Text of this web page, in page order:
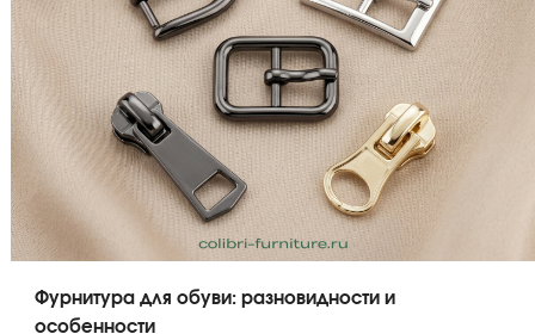
Фурнитура для обуви: разновидности и
особенности